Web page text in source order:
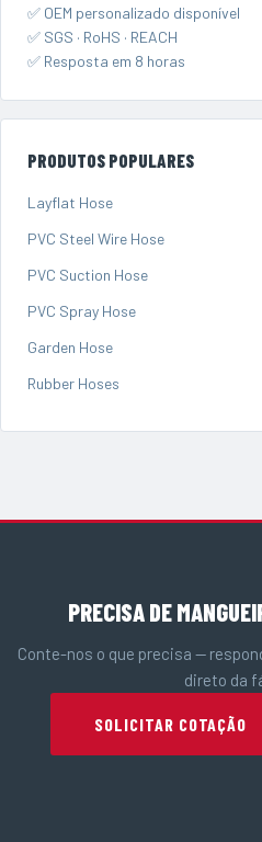
✅ OEM personalizado disponível
✅ SGS · RoHS · REACH
✅ Resposta em 8 horas
PRODUTOS POPULARES
Layflat Hose
PVC Steel Wire Hose
PVC Suction Hose
PVC Spray Hose
Garden Hose
Rubber Hoses
PRECISA DE
Conte-nos o que precisa —
direto da
SOLICITAR COTAÇÃO